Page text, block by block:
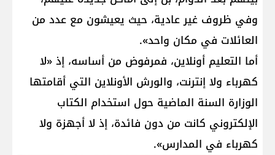
وفي ظروف غير عادية، حيث يعيشون مع عدد من
العائلات في مكان واحد».
أما التعليم أونلاين، فمرفوض من أساسه، إذ «لا
كهرباء ولا إنترنت، والورش الأونلاين التي أقامتها
الوزارة السنة الماضية حول استخدام الكتاب
الإلكتروني كانت من دون فائدة، إذ لا أجهزة ولا
كهرباء في المدارس».